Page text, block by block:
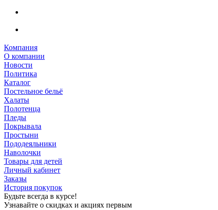
Компания
О компании
Новости
Политика
Каталог
Постельное бельё
Халаты
Полотенца
Пледы
Покрывала
Простыни
Пододеяльники
Наволочки
Товары для детей
Личный кабинет
Заказы
История покупок
Будьте всегда в курсе!
Узнавайте о скидках и акциях первым